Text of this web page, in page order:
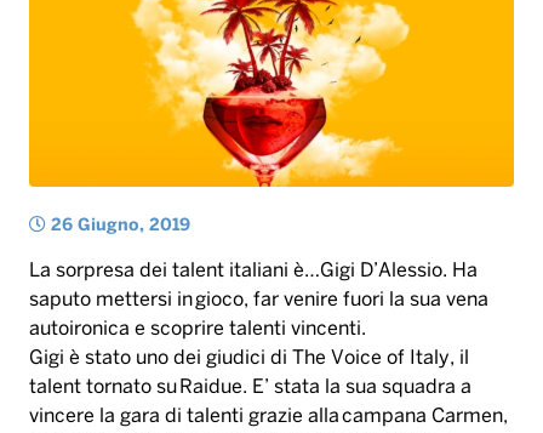
Radio Norba Consiglia
Leggerissime
Oroscopo
Speciale Astrabilia 2026
Battiti Live 2026
Gallery
26 Giugno, 2019
La sorpresa dei talent italiani è…Gigi D’Alessio. Ha
saputo mettersi in gioco, far venire fuori la sua vena
autoironica e scoprire talenti vincenti.
Gigi è stato uno dei giudici di The Voice of Italy, il
talent tornato su Raidue. E’ stata la sua squadra a
vincere la gara di talenti grazie alla campana Carmen,